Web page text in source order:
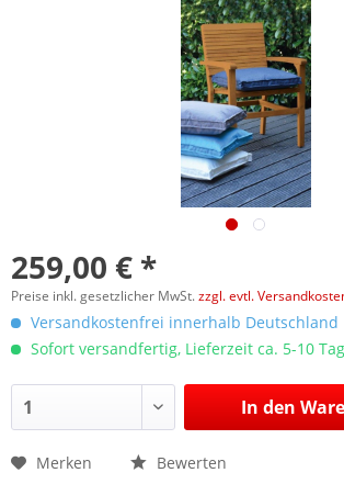
259,00 € *
Preise inkl. gesetzlicher MwSt.zzgl. evtl.
Versandkostenfrei innerhalb Deutschland
Sofort versandfertig, Lieferzeit ca. 5-10
In den
Merken Bewerten